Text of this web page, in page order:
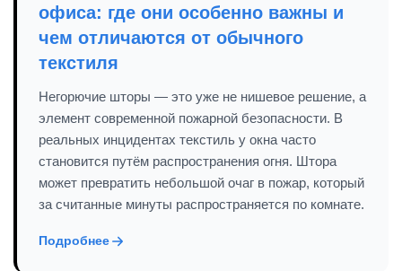
офиса: где они особенно важны и
чем отличаются от обычного
текстиля
Негорючие шторы — это уже не нишевое решение, а
элемент современной пожарной безопасности. В
реальных инцидентах текстиль у окна часто
становится путём распространения огня. Штора
может превратить небольшой очаг в пожар, который
за считанные минуты распространяется по комнате.
Подробнее